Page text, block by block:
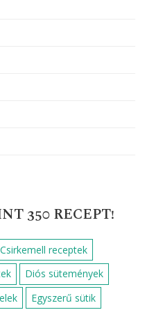
350 RECEPT!
Csirkemell receptek
Diós sütemények
Egyszerű sütik